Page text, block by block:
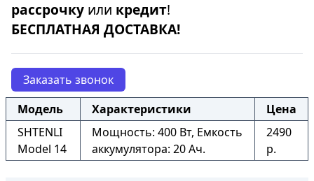
рассрочку или кредит!
БЕСПЛАТНАЯ ДОСТАВКА!
Заказать звонок
Модель
Характеристики
Цена
SHTENLI
Model 14
Мощность: 400 Вт, Емкость
аккумулятора: 20 Ач.
2490
р.